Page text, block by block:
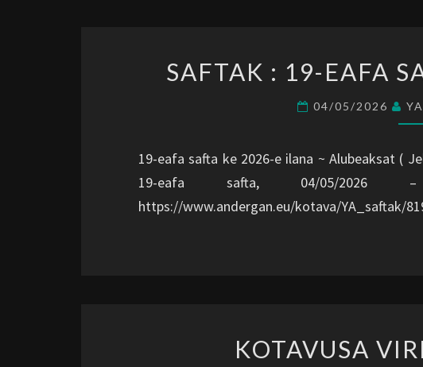
:
SAFTAK : 19-EAFA
04/05/2026 YA
19-eafa safta ke 2026-e ilana ~ Alubeaksat (
19-eafa safta, 04/05/
https://www.andergan.eu/kotava/YA_saftak/
KOTAVUSA